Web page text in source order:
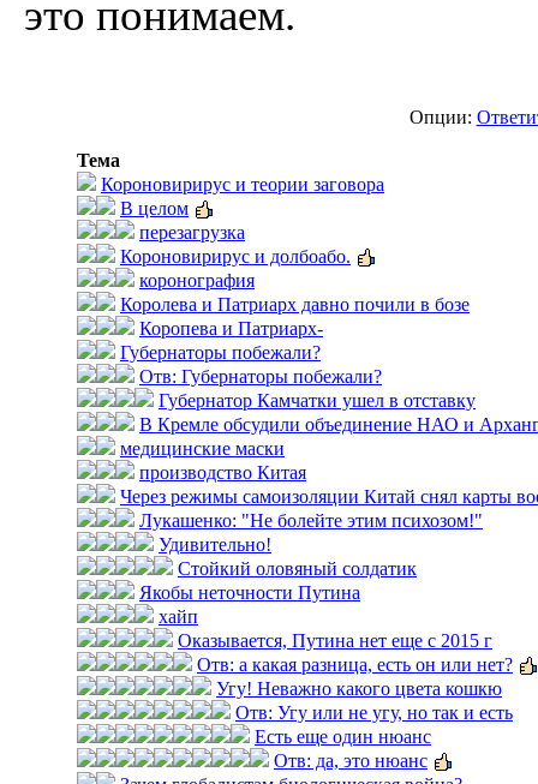
это понимаем.
Опции:
Тема
Короновирирус и теории заговора
В целом
перезагрузка
Короновирирус и долбоабо.
коронография
Королева и Патриарх давно почили в бозе
Коропева и Патриарх-
Губернаторы побежали?
Отв: Губернаторы побежали?
Губернатор Камчатки ушел в отставку
В Кремле обсудили объединение НАО и
медицинские маски
производство Китая
Через режимы самоизоляции Китай снял карты
Лукашенко: "Не болейте этим психозом!"
Удивительно!
Стойкий оловяный солдатик
Якобы неточности Путина
хайп
Оказывается, Путина нет еще с 2015 г
Отв: а какая разница, есть он или нет?
Угу! Неважно какого цвета кошкю
Отв: Угу или не угу, но так и есть
Есть еще один нюанс
Отв: да, это нюанс